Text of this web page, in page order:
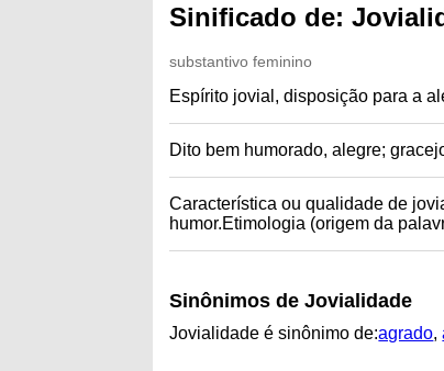
Sinificado de:
substantivo feminino
Espírito jovial, disposição para a
Dito bem humorado, alegre;
Característica ou qualidade de
humor.Etimologia (origem da
Sinônimos de Jovialidade
Jovialidade é sinônimo de:agrado,